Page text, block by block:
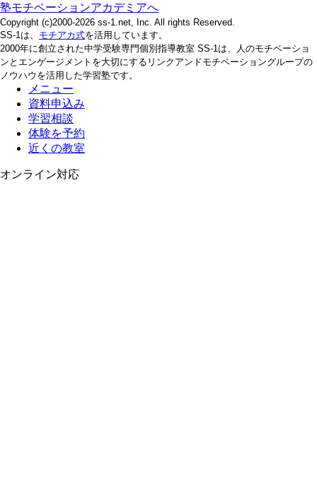
塾モチベーションアカデミアへ
Copyright (c)2000-2026 ss-1.net, Inc. All rights Reserved.
SS-1は、 モチアカ式を活用しています。
2000年に創立された中学受験専門個別指導教室 SS-1は、人のモチベーショ
ンとエンゲージメントを大切にするリンクアンドモチベーショングループの
ノウハウを活用した学習塾です。
メニュー
資料申込み
学習相談
体験を予約
近くの教室
オンライン対応